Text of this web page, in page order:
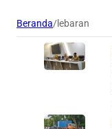
Beranda/lebaran